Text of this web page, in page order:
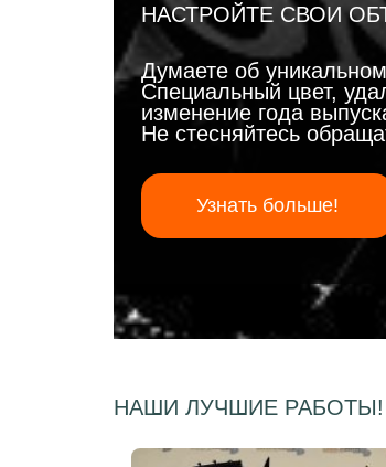
НАСТРОЙТЕ СВОИ
Думаете об
Специальный цвет,
изменение года
Не стесняйтесь
Узнать больше!
НАШИ ЛУЧШИЕ РАБОТЫ!